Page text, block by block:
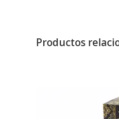
Productos